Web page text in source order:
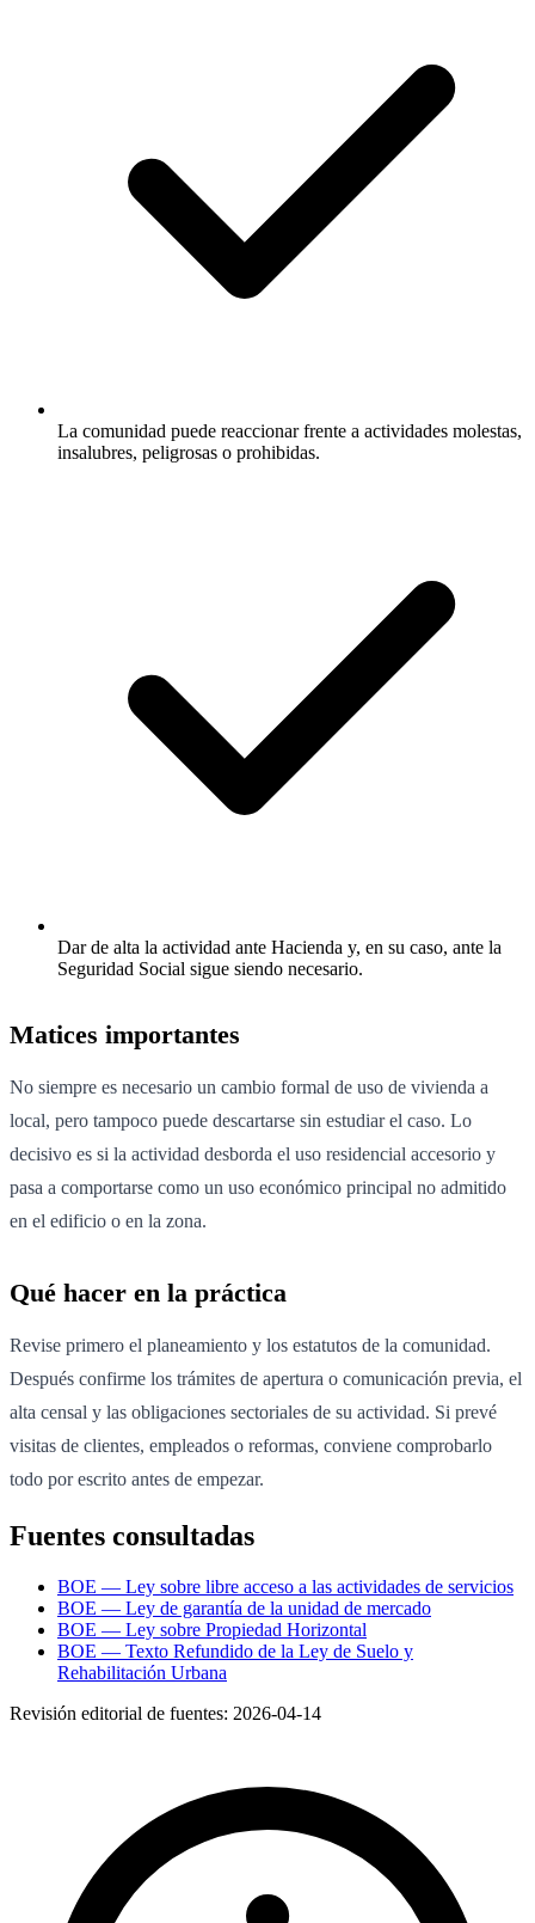
La comunidad puede reaccionar frente a actividades molestas,
insalubres, peligrosas o prohibidas.
Dar de alta la actividad ante Hacienda y, en su caso, ante la
Seguridad Social sigue siendo necesario.
Matices importantes
No siempre es necesario un cambio formal de uso de vivienda a
local, pero tampoco puede descartarse sin estudiar el caso. Lo
decisivo es si la actividad desborda el uso residencial accesorio y
pasa a comportarse como un uso económico principal no admitido
en el edificio o en la zona.
Qué hacer en la práctica
Revise primero el planeamiento y los estatutos de la comunidad.
Después confirme los trámites de apertura o comunicación previa, el
alta censal y las obligaciones sectoriales de su actividad. Si prevé
visitas de clientes, empleados o reformas, conviene comprobarlo
todo por escrito antes de empezar.
Fuentes consultadas
BOE — Ley sobre libre acceso a las actividades de servicios
BOE — Ley de garantía de la unidad de mercado
BOE — Ley sobre Propiedad Horizontal
BOE — Texto Refundido de la Ley de Suelo y
Rehabilitación Urbana
Revisión editorial de fuentes: 2026-04-14